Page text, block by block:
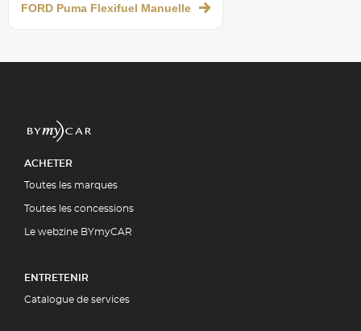
FORD Puma Flexifuel Manuelle
ACHETER
Toutes les marques
Toutes les concessions
Le webzine BYmyCAR
ENTRETENIR
Catalogue de services